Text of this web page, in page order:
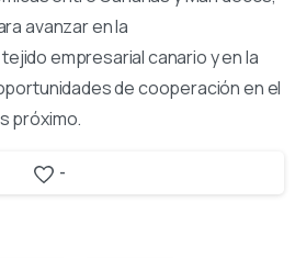
avanzar en la
empresarial canario y en la
de cooperación en el
próximo.
-